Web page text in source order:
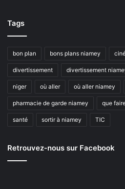
Tags
bon plan bons plans niamey
divertissement divertissement
niger où aller où aller niamey
pharmacie de garde niamey que
santé sortir à niamey TIC
Retrouvez-nous sur Facebook